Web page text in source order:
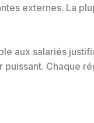
externes. La
aux salariés
puissant.